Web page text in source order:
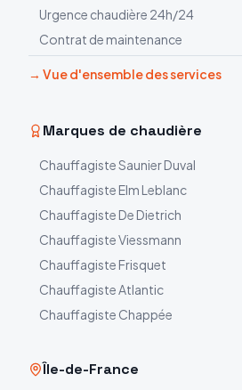
Urgence chaudière 24h/24
Contrat de maintenance
→ Vue d'ensemble des services
Marques de chaudière
ChauffagisteSaunier Duval
Chauffagiste Elm Leblanc
Chauffagiste De Dietrich
ChauffagisteViessmann
Chauffagiste Frisquet
ChauffagisteAtlantic
Chauffagiste Chappée
Île-de-France